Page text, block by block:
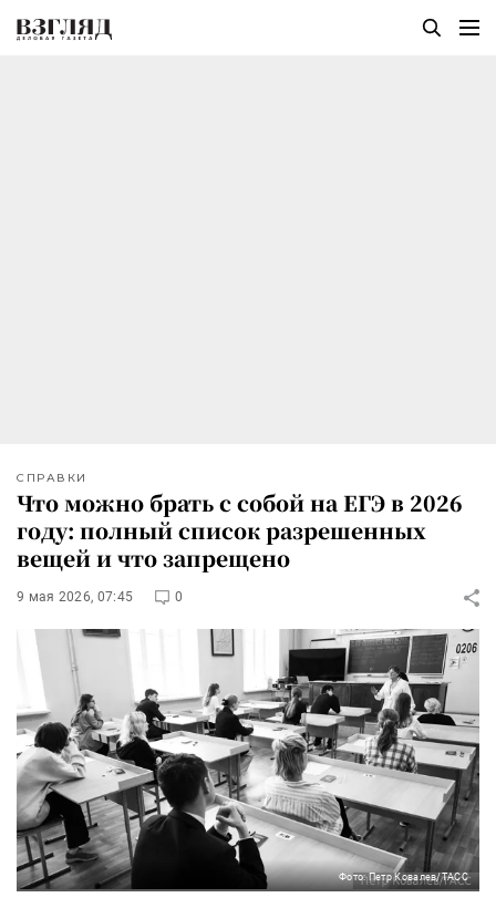
СПРАВКИ
Что можно брать с собой на ЕГЭ в 2026
году: полный список разрешенных
вещей и что запрещено
9 мая 2026, 07:45 0
Фото: Петр Ковалев/ТАСС